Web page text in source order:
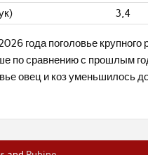
3,4
года поголовье крупного
по сравнению с прошлым
овец и коз уменьшилось